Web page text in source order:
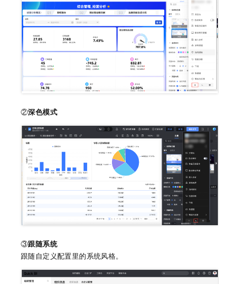
②深色模式
③跟随系统
跟随自定义配置里的系统风格。